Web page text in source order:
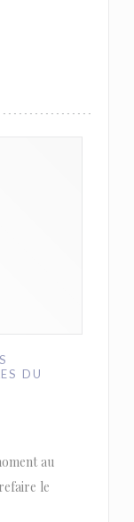
ΣΕ ΝΈΟ ΠΑΡΆΘΥΡΟ))
DU
au
le